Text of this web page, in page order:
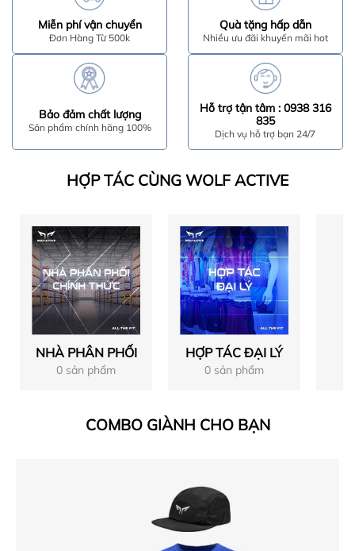
Miễn phí vận chuyển
Đơn Hàng Từ 500k
Quà tặng hấp dẫn
Nhiều ưu đãi khuyến mãi hot
Bảo đảm chất lượng
Sản phẩm chính hãng 100%
Hỗ trợ tận tâm : 0938 316
835
Dịch vụ hỗ trợ bạn 24/7
HỢP TÁC CÙNG WOLF ACTIVE
NHÀ PHÂN PHỐI
0 sản phẩm
HỢP TÁC ĐẠI LÝ
0 sản phẩm
COMBO GIÀNH CHO BẠN